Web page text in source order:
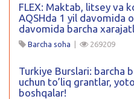
FLEX: Maktab, litsey va
AQSHda 1 yil davomida
davomida barcha
Barcha soha | 269209
Turkiye Burslari: barcha
uchun to’liq grantlar,
boshqalar!